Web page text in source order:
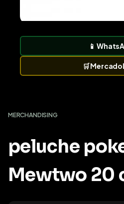
📱
🛒
MERCHANDISING
peluche
Mewtwo 20